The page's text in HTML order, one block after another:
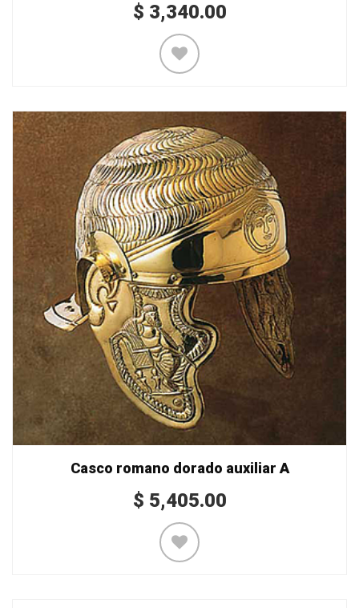
$ 3,340.00
Casco romano dorado auxiliar A
$ 5,405.00